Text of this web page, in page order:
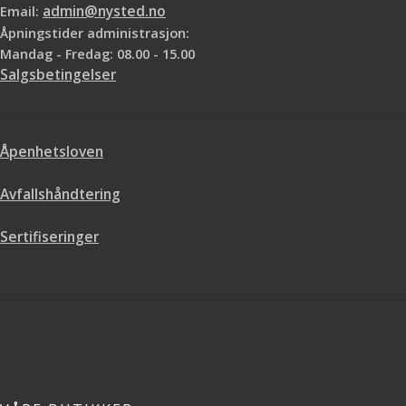
Email: admin@nysted.no
Åpningstider administrasjon:
Mandag - Fredag: 08.00 - 15.00
Salgsbetingelser
Åpenhetsloven
Avfallshåndtering
Sertifiseringer